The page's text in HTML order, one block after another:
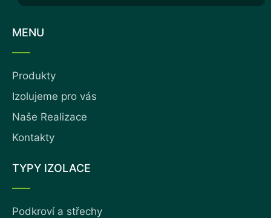
MENU
Produkty
Izolujeme pro vás
Naše Realizace
Kontakty
TYPY IZOLACE
Podkroví a střechy